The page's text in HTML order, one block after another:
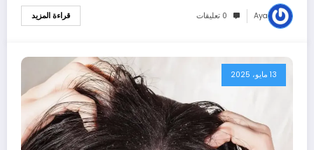
Aya 0 تعليقات قراءة المزيد
13 مايو، 2025